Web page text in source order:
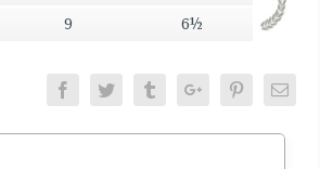
9 6½
FacebookTwitter TumblrGoogle+PinterestEmail